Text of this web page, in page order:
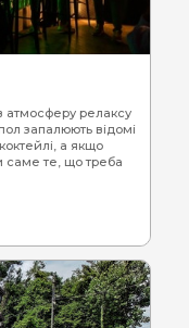
атмосферу релаксу
запалюють відомі
коктейлі, а якщо
саме те, що треба